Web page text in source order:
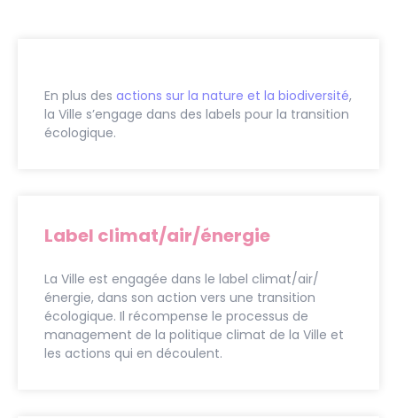
En plus des actions sur la nature et la biodiversité,
la Ville s’engage dans des labels pour la transition
écologique.
Label climat/air/énergie
La Ville est engagée dans le label climat/air/
énergie, dans son action vers une transition
écologique. Il récompense le processus de
management de la politique climat de la Ville et
les actions qui en découlent.